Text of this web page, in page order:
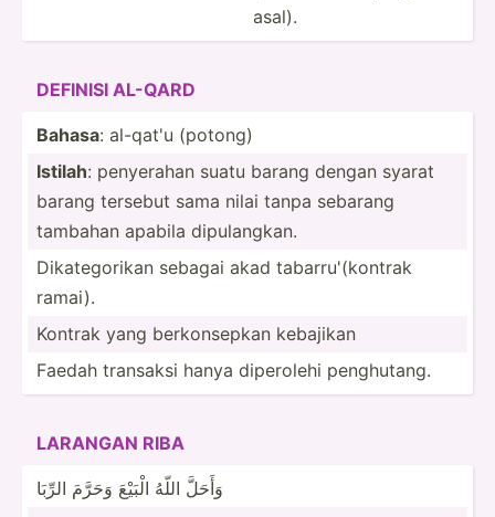
asal).
DEFINISI AL-QARD
Bahasa: al-qat'u (potong)
Istilah: penyerahan suatu barang dengan syarat
barang tersebut sama nilai tanpa sebarang
tambahan apabila dipula­­ngkan.
Dikate­­go­rikan sebagai akad tabar­­ru'­(ko­ntrak
ramai).
Kontrak yang berkon­­sepkan kebajikan
Faedah transaksi hanya diperolehi penghu­tang.
LARANGAN RIBA
وَأَحَلَّ اللّهُ الْبَيْعَ وَحَرَّمَ الرِّبَا